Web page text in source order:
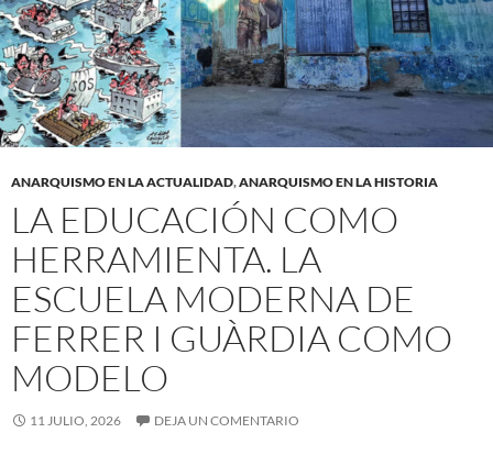
ANARQUISMO EN LA ACTUALIDAD,ANARQUISMO EN LA HISTORIA
LA EDUCACIÓN COMO
HERRAMIENTA. LA
ESCUELA MODERNA DE
FERRER I GUÀRDIA COMO
MODELO
11 JULIO, 2026 DEJA UN COMENTARIO